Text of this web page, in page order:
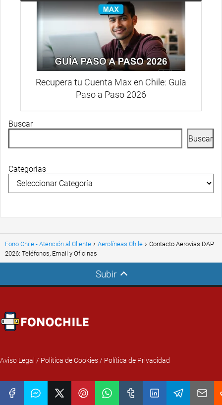
Recupera tu Cuenta Max en Chile: Guía
Paso a Paso 2026
Buscar
Buscar
Categorías
Fono Chile - Atención al Cliente Aerolíneas Chile
Contacto Aerovías DAP
2026: Teléfonos, Email y Oficinas
Subir
Aviso Legal / Política de Cookies / Política de Privacidad